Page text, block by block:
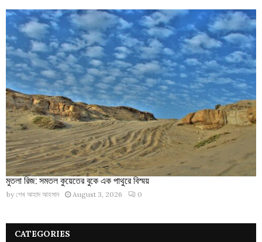
মুতলা রিজ: সমতল কুয়েতের বুকে এক পাথুরে বিস্ময়
by শেখ আহাদ আহসান August 3, 2026 0
CATEGORIES